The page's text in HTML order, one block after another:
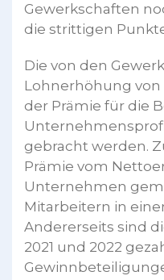
Gewerkschaften
die strittigen
Die von den
Lohnerhöhung von
der Prämie für die
gebracht werden.
Prämie vom
Unternehmen
Mitarbeitern in
Andererseits sind
2021 und 2022